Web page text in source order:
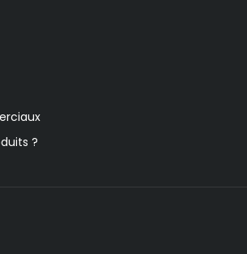
?